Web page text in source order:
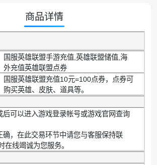
商品详情
国服英雄联盟手游充值,英雄联盟储值,海
外充值英雄联盟点券
国服英雄联盟充值10元=100点券，点券可
购买英雄、皮肤、道具等。
后可以进入游戏登录帐号或游戏官网查询
确，在此交易环节中请您与客服保持联
在线竭诚为您服务。